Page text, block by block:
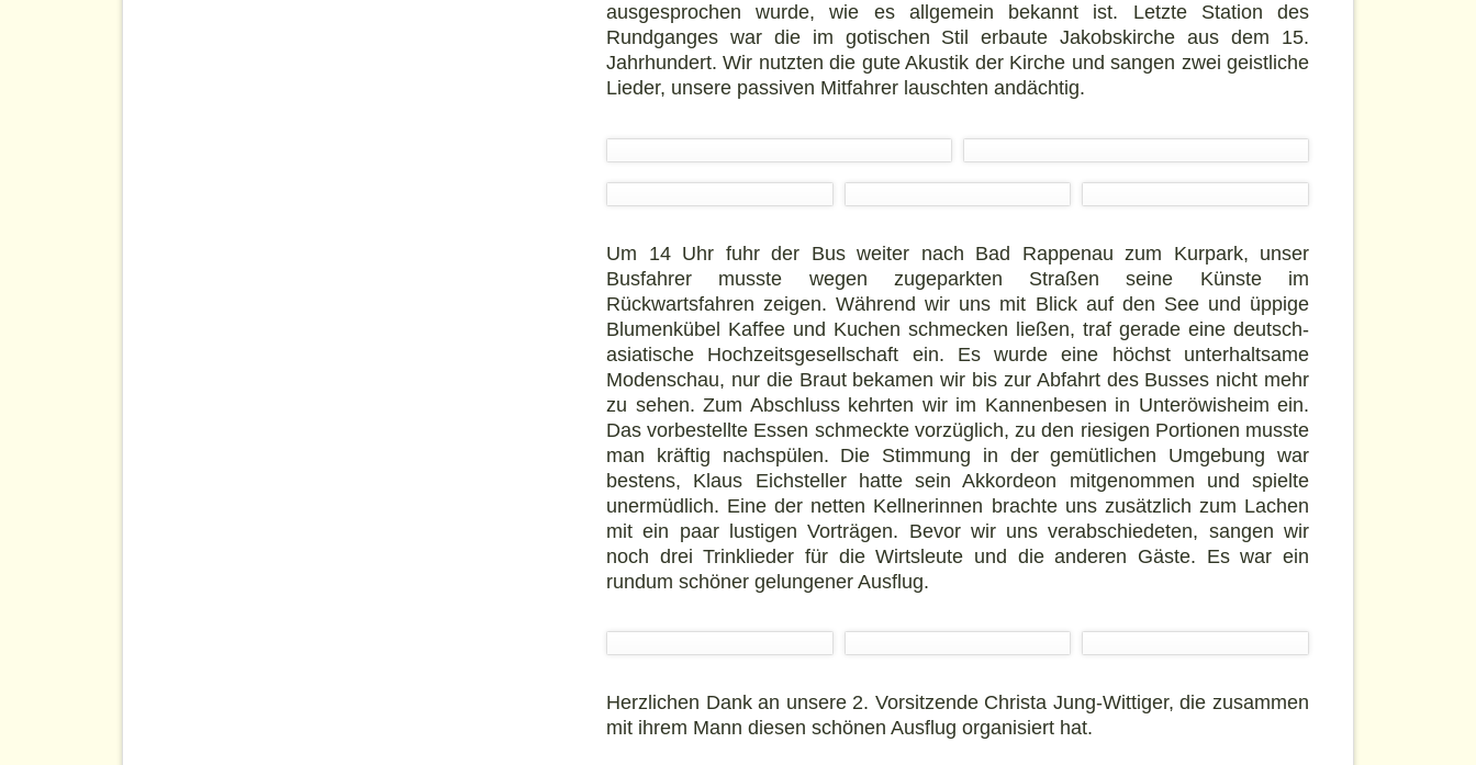
ausgesprochen wurde, wie es allgemein bekannt ist. Letzte Station des
Rundganges war die im gotischen Stil erbaute Jakobskirche aus dem 15.
Jahrhundert. Wir nutzten die gute Akustik der Kirche und sangen zwei geistliche
Lieder, unsere passiven Mitfahrer lauschten andächtig.
Um 14 Uhr fuhr der Bus weiter nach Bad Rappenau zum Kurpark, unser
Busfahrer musste wegen zugeparkten Straßen seine Künste im
Rückwartsfahren zeigen. Während wir uns mit Blick auf den See und üppige
Blumenkübel Kaffee und Kuchen schmecken ließen, traf gerade eine deutsch-
asiatische Hochzeitsgesellschaft ein. Es wurde eine höchst unterhaltsame
Modenschau, nur die Braut bekamen wir bis zur Abfahrt des Busses nicht mehr
zu sehen. Zum Abschluss kehrten wir im Kannenbesen in Unteröwisheim ein.
Das vorbestellte Essen schmeckte vorzüglich, zu den riesigen Portionen musste
man kräftig nachspülen. Die Stimmung in der gemütlichen Umgebung war
bestens, Klaus Eichsteller hatte sein Akkordeon mitgenommen und spielte
unermüdlich. Eine der netten Kellnerinnen brachte uns zusätzlich zum Lachen
mit ein paar lustigen Vorträgen. Bevor wir uns verabschiedeten, sangen wir
noch drei Trinklieder für die Wirtsleute und die anderen Gäste. Es war ein
rundum schöner gelungener Ausflug.
Herzlichen Dank an unsere 2. Vorsitzende Christa Jung-Wittiger, die zusammen
mit ihrem Mann diesen schönen Ausflug organisiert hat.